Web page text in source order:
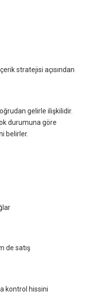
stratejisi açısından
gelirle ilişkilidir.
durumuna göre
belirler.
de satış
kontrol hissini